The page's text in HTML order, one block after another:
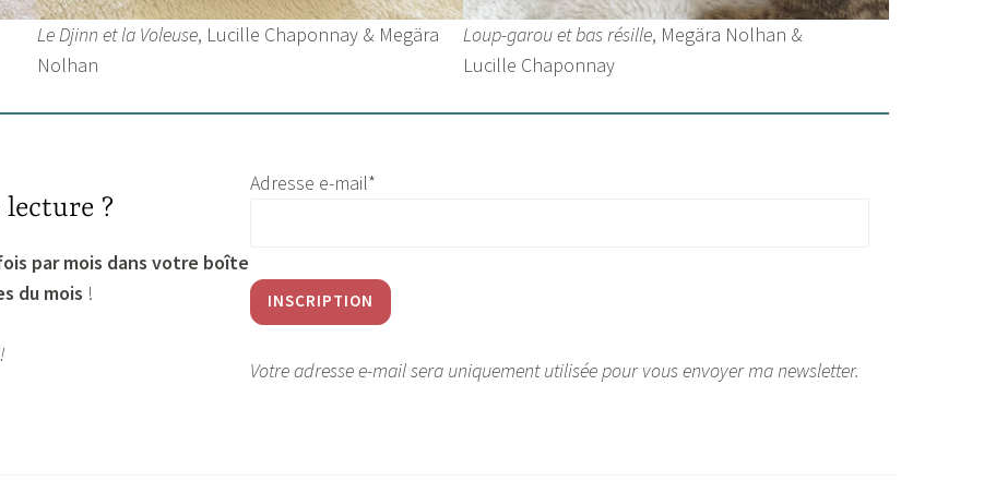
Le Djinn et la Voleuse, Lucille Chaponnay & Megära
Nolhan
Loup-garou et bas résille, Megära Nolhan &
Lucille Chaponnay
lecture ?
par mois dans votre boîte
du mois !
Adresse e-mail*
Votre adresse e-mail sera uniquement utilisée pour vous envoyer ma newsletter.